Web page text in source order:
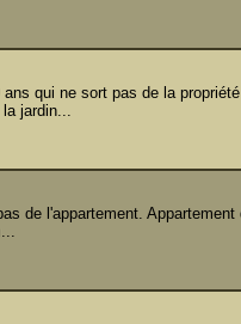
qui ne sort pas de la
la jardin...
de l'appartement. Appartement